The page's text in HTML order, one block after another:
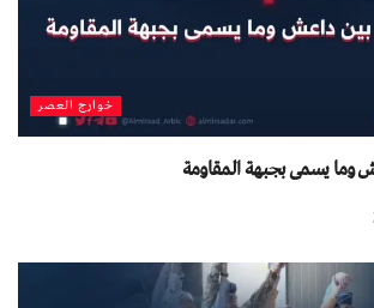
خوارج العصر
يسمى بجبهة المقاومة